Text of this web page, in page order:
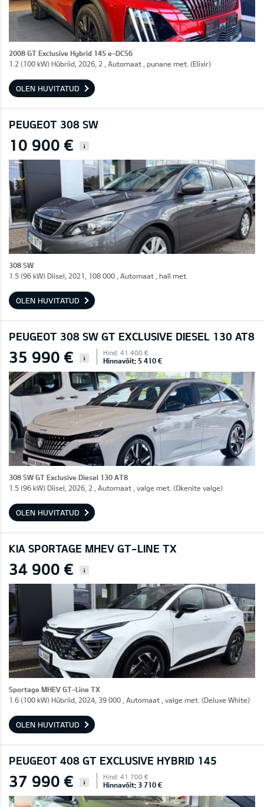
2008 GT Exclusive Hybrid 145 e-DCS6
1.2 (100 kW) Hübriid, 2026, 2 , Automaat , punane met. (Elixir)
OLEN HUVITATUD
PEUGEOT 308 SW
10 900 € i
308 SW
1.5 (96 kW) Diisel, 2021, 108 000 , Automaat , hall met.
OLEN HUVITATUD
PEUGEOT 308 SW GT EXCLUSIVE DIESEL 130 AT8
35 990 € i
Hind: 41 400 €
Hinnavõit: 5 410 €
308 SW GT Exclusive Diesel 130 AT8
1.5 (96 kW) Diisel, 2026, 2 , Automaat , valge met. (Okenite valge)
OLEN HUVITATUD
KIA SPORTAGE MHEV GT-LINE TX
34 900 € i
Sportage MHEV GT-Line TX
1.6 (100 kW) Hübriid, 2024, 39 000 , Automaat , valge met. (Deluxe White)
OLEN HUVITATUD
PEUGEOT 408 GT EXCLUSIVE HYBRID 145
37 990 € i
Hind: 41 700 €
Hinnavõit: 3 710 €